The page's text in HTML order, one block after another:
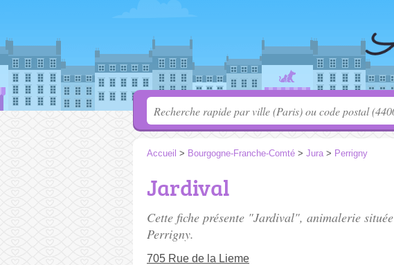
Accueil > Bourgogne-Franche-Comté > Jura> Perrigny
Jardival
Cette fiche présente "Jardival", animalerie située
Perrigny.
705 Rue de la Lieme